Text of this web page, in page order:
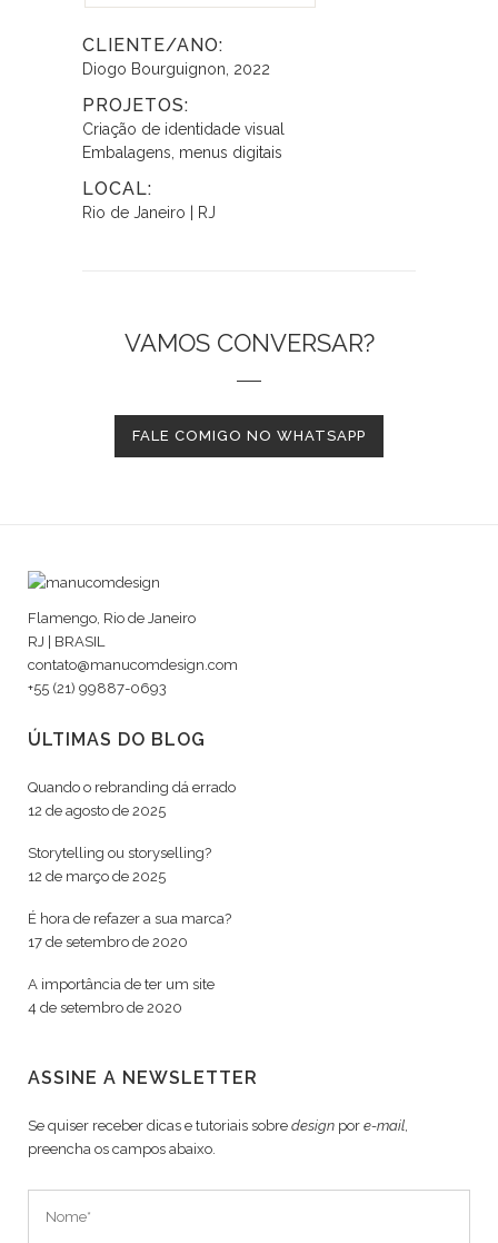
CLIENTE/ANO:
Diogo Bourguignon, 2022
PROJETOS:
Criação de identidade visual
Embalagens, menus digitais
LOCAL:
Rio de Janeiro | RJ
VAMOS CONVERSAR?
FALE COMIGO NO WHATSAPP
Flamengo, Rio de Janeiro
RJ | BRASIL
contato@manucomdesign.com
+55 (21) 99887-0693
ÚLTIMAS DO BLOG
Quando o rebranding dá errado
12 de agosto de 2025
Storytelling ou storyselling?
12 de março de 2025
É hora de refazer a sua marca?
17 de setembro de 2020
A importância de ter um site
4 de setembro de 2020
ASSINE A NEWSLETTER
Se quiser receber dicas e tutoriais sobre design por e-mail
preencha os campos abaixo.